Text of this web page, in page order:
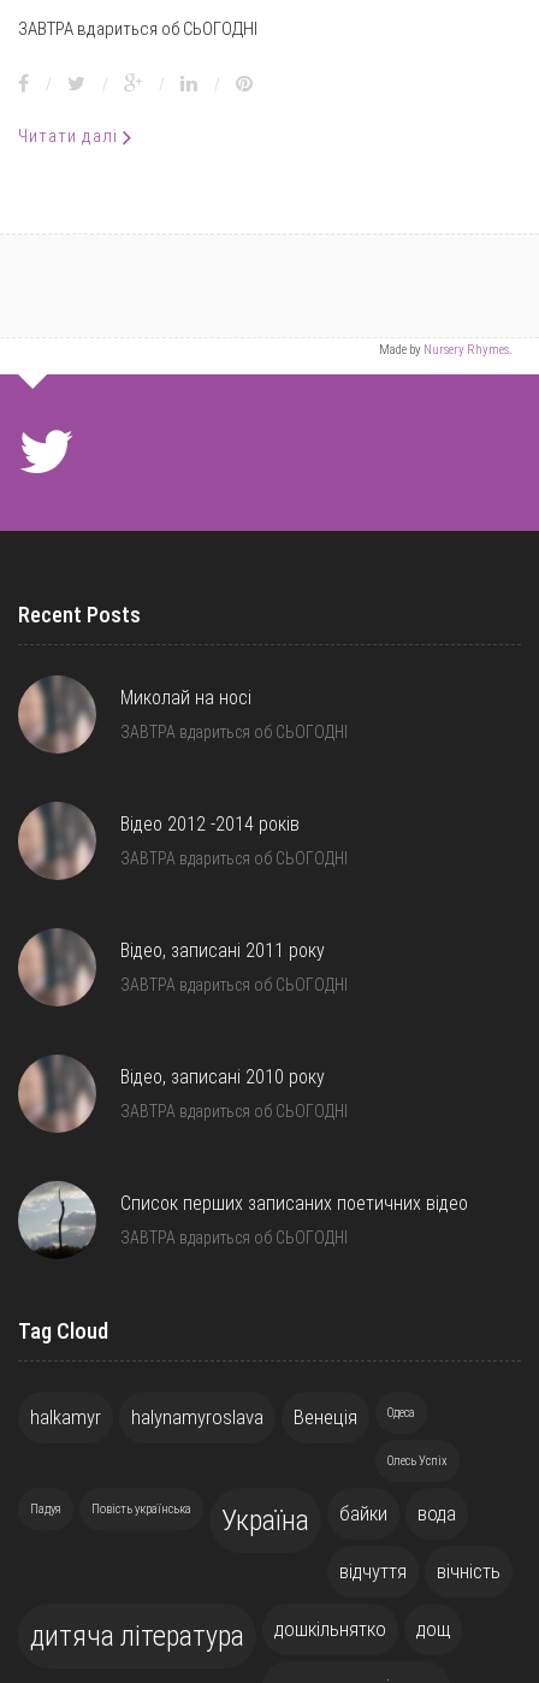
ЗАВТРА вдариться об СЬОГОДНІ
/ / / /
Читати далі
Made by Nursery Rhymes.
Recent Posts
Миколай на носі
ЗАВТРА вдариться об СЬОГОДНІ
Відео 2012 -2014 років
ЗАВТРА вдариться об СЬОГОДНІ
Відео, записані 2011 року
ЗАВТРА вдариться об СЬОГОДНІ
Відео, записані 2010 року
ЗАВТРА вдариться об СЬОГОДНІ
Список перших записаних поетичних відео
ЗАВТРА вдариться об СЬОГОДНІ
Tag Cloud
halkamyr halynamyroslava Венеція Одеса
Олесь Успіх
Падуя Повість українська Україна байки вода
відчуття вічність
дитяча література дошкільнятко дощ